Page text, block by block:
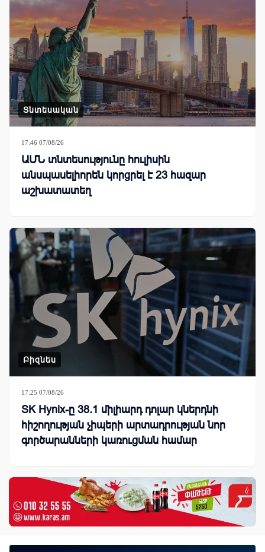
Տնտեսական
17:46 07/08/26
ԱՄՆ տնտեսությունը հուլիսին
անսպասելիորեն կորցրել է 23 հազար
աշխատատեղ
Բիզնես
17:25 07/08/26
SK Hynix-ը 38.1 միլիարդ դոլար կներդնի
հիշողության չիպերի արտադրության նոր
գործարանների կառուցման համար